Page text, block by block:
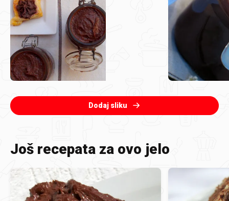
Dodaj sliku
Još recepata za ovo jelo